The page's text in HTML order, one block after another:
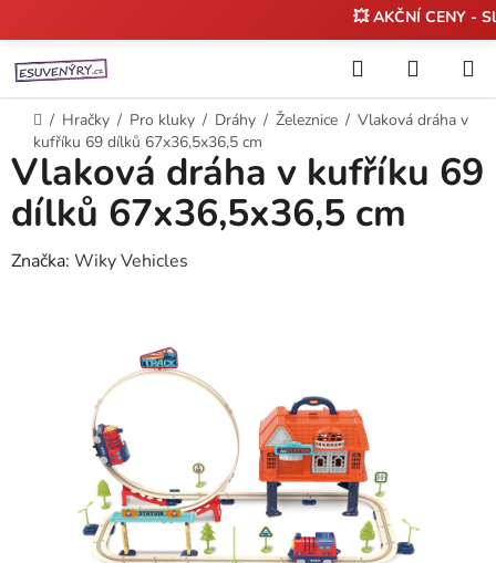
na
obsah
💥 AKČNÍ CENY -
Hledat
KOŠÍK
Domů
/ Hračky / Pro kluky / Dráhy / Železnice / Vlaková dráha v
kufříku 69 dílků 67x36,5x36,5 cm
Vlaková dráha v kufříku 69
dílků 67x36,5x36,5 cm
Značka: Wiky Vehicles